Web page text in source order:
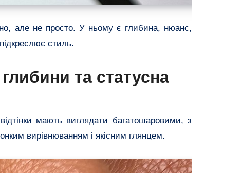
але не просто. У ньому є глибина, нюанс,
стиль.
та статусна
мають виглядати багатошаровими, з
вирівнюванням і якісним глянцем.